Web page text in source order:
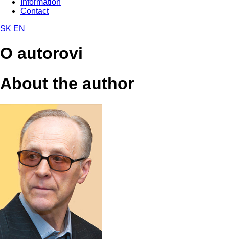
Contact
SK EN
O autorovi
About the author